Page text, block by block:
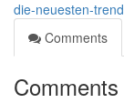
die-neuesten-
Comments
Comments